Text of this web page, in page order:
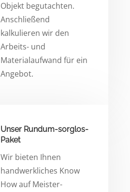
Objekt begutachten.
Anschließend
kalkulieren wir den
Arbeits- und
Materialaufwand für ein
Angebot.
Unser Rundum-sorglos-
Paket
Wir bieten Ihnen
handwerkliches Know
How auf Meister-